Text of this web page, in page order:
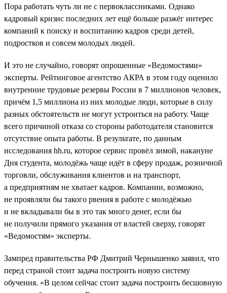
Пора работать чуть ли не с первоклассниками. Однако
кадровый кризис последних лет ещё больше разжёг интерес
компаний к поиску и воспитанию кадров среди детей,
подростков и совсем молодых людей.
И это не случайно, говорят опрошенные «Ведомостями»
эксперты. Рейтинговое агентство АКРА в этом году оценило
внутренние трудовые резервы России в 7 миллионов человек,
причём 1,5 миллиона из них молодые люди, которые в силу
разных обстоятельств не могут устроиться на работу. Чаще
всего причиной отказа со стороны работодателя становится
отсутствие опыта работы. В результате, по данным
исследования hh.ru, которое сервис провёл зимой, накануне
Дня студента, молодёжь чаще идёт в сферу продаж, розничной
торговли, обслуживания клиентов и на транспорт,
а предприятиям не хватает кадров. Компании, возможно,
не проявляли бы такого рвения в работе с молодёжью
и не вкладывали бы в это так много денег, если бы
не получили прямого указания от властей сверху, говорят
«Ведомостям» эксперты.
Зампред правительства РФ Дмитрий Чернышенко заявил, что
перед страной стоит задача построить новую систему
обучения. «В целом сейчас стоит задача построить бесшовную